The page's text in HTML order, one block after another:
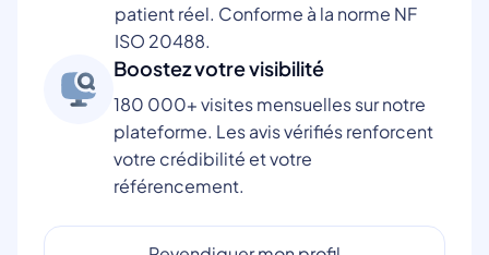
patient réel. Conforme à la norme NF
ISO 20488.
Boostez votre visibilité
180 000+ visites mensuelles sur notre
plateforme. Les avis vérifiés renforcent
votre crédibilité et votre
référencement.